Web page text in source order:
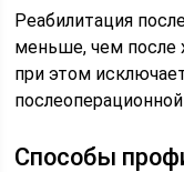
Реабилитация
меньше, чем после
при этом
Способы